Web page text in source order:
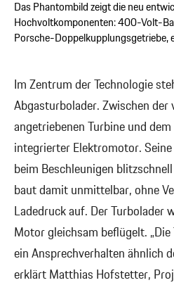
Das Phantombild zeigt die neu
Hochvoltkomponenten: 400-Volt-
Porsche-Doppelkupplungsgetriebe,
Im Zentrum der Technologie
Abgasturbolader. Zwischen der
angetriebenen Turbine und
integrierter Elektromotor.
beim Beschleunigen
baut damit unmittelbar, ohne
Ladedruck auf. Der Turbolader
Motor gleichsam beflügelt.
ein Ansprechverhalten ähnlich
erklärt Matthias Hofstetter,